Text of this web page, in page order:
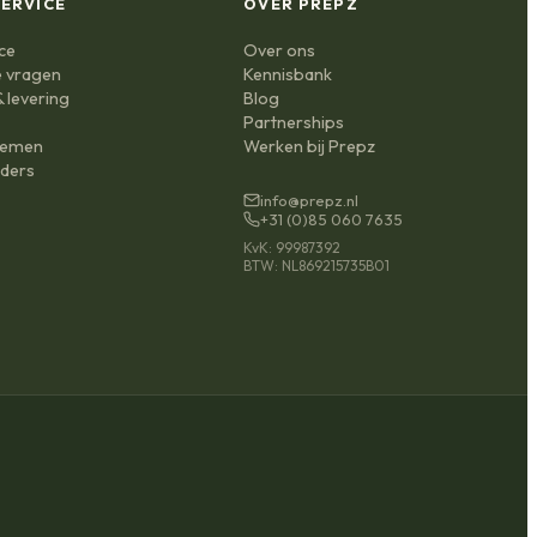
vragen
levering
Over ons
Kennisbank
Blog
Partnerships
Werken bij Prepz
info@prepz.nl
+31 (0)85 060 7635
KvK: 99987392
BTW: NL869215735B01